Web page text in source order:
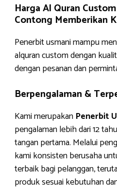
Harga Al Quran
Contong Memberikan
Penerbit usmani mampu
alquran custom dengan
dengan pesanan dan
Berpengalaman &
Kami merupakan Penerbit
pengalaman lebih dari 12
tangan pertama. Melalui
kami konsisten berusaha
terbaik bagi pelanggan,
produk sesuai kebutuhan